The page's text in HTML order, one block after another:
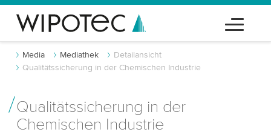
Media Mediathek
Detailansicht
Qualitätssicherung in der Chemischen Industrie
Qualitätssicherung in der
Chemischen Industrie